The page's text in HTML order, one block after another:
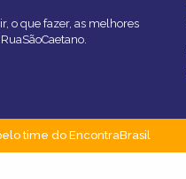
o que fazer, as melhores
time do EncontraBrasil